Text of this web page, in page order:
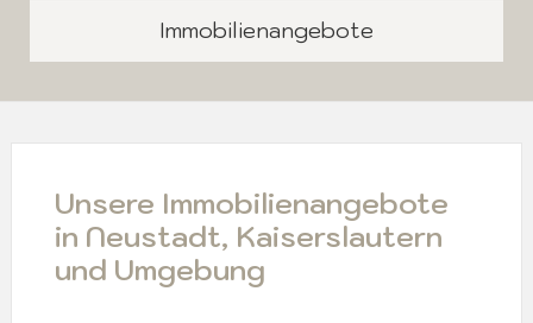
Immobilienangebote
Unsere Immobilienangebote
in Neustadt, Kaiserslautern
und Umgebung